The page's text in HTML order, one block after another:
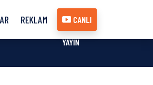
REKLAM CANLI
YAYIN